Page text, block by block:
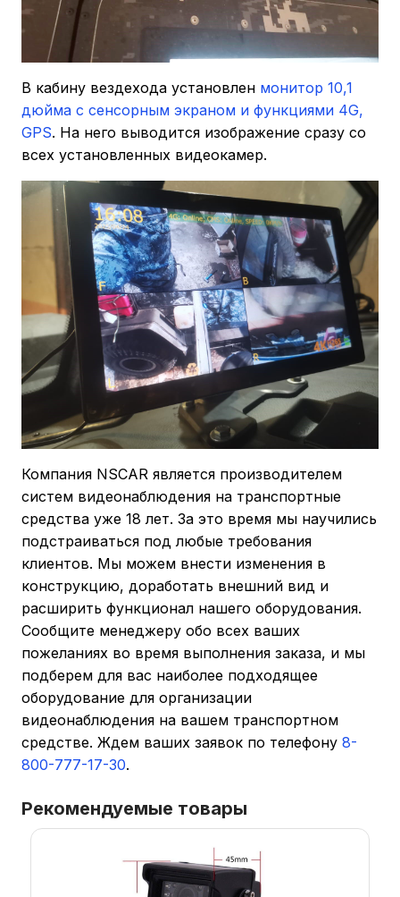
В кабину вездехода установлен монитор 10,1
дюйма с сенсорным экраном и функциями 4G,
GPS. На него выводится изображение сразу со
всех установленных видеокамер.
Компания NSCAR является производителем
систем видеонаблюдения на транспортные
средства уже 18 лет. За это время мы научились
подстраиваться под любые требования
клиентов. Мы можем внести изменения в
конструкцию, доработать внешний вид и
расширить функционал нашего оборудования.
Сообщите менеджеру обо всех ваших
пожеланиях во время выполнения заказа, и мы
подберем для вас наиболее подходящее
оборудование для организации
видеонаблюдения на вашем транспортном
средстве. Ждем ваших заявок по телефону 8-
800-777-17-30.
Рекомендуемые товары